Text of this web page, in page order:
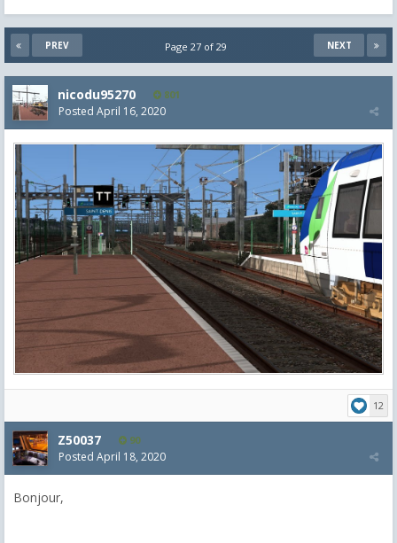
PREV NEXT
Page 27 of 29
nicodu95270 801
Posted April 16, 2020
12
Z50037 90
Posted April 18, 2020
Bonjour,